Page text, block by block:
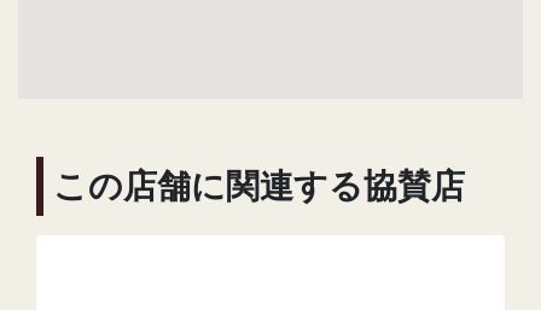
この店舗に関連する協賛店